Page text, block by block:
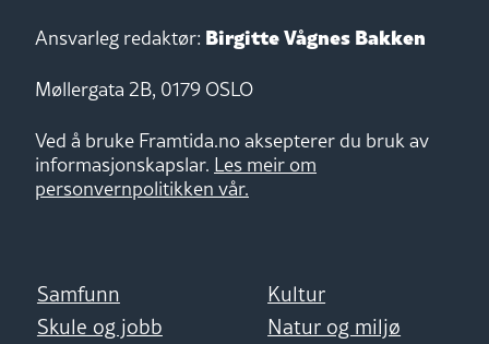
Ansvarleg redaktør: Birgitte Vågnes Bakken
Møllergata 2B, 0179 OSLO
Ved å bruke Framtida.no aksepterer du bruk av
informasjonskapslar. Les meir om
personvernpolitikken vår.
Samfunn
Kultur
Skule og jobb
Natur og miljø